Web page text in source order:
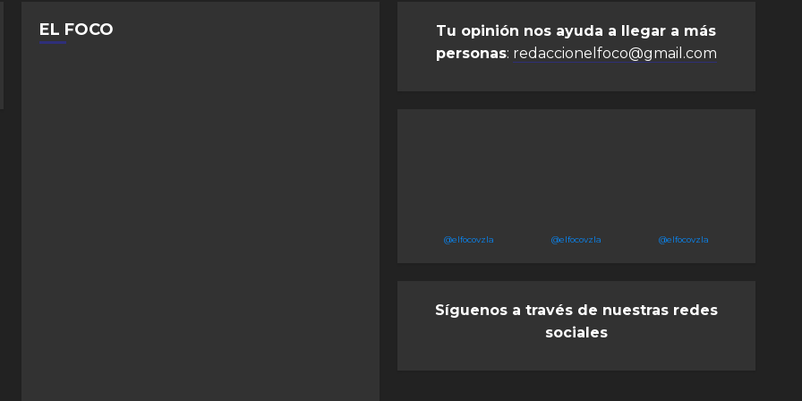
EL FOCO
Tu opinión nos ayuda a llegar a más
personas: redaccionelfoco@gmail.com
@elfocovzla @elfocovzla @elfocovzla
Síguenos a través de nuestras redes
sociales